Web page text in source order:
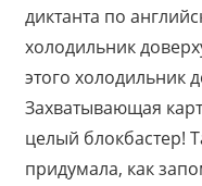
диктанта по
холодильник
этого холодильник
Захватывающая
целый блокбастер!
придумала, как